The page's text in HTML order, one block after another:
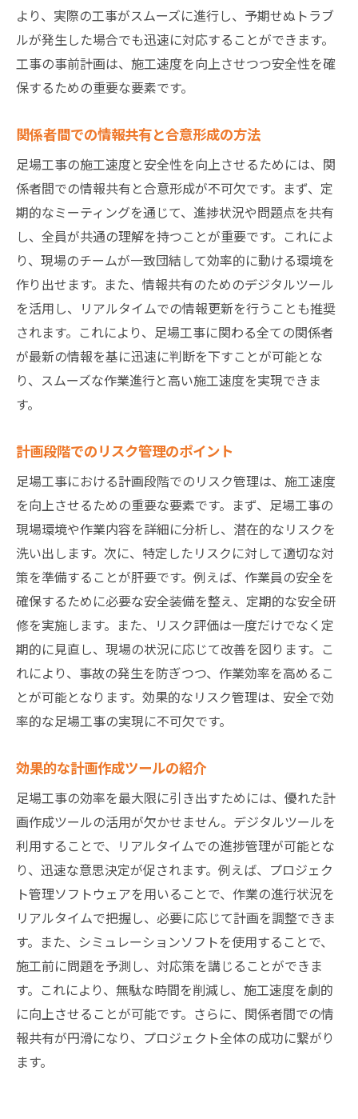
より、実際の工事がスムーズに進行し、予期せぬトラブ
ルが発生した場合でも迅速に対応することができます。
工事の事前計画は、施工速度を向上させつつ安全性を確
保するための重要な要素です。
関係者間での情報共有と合意形成の方法
足場工事の施工速度と安全性を向上させるためには、関
係者間での情報共有と合意形成が不可欠です。まず、定
期的なミーティングを通じて、進捗状況や問題点を共有
し、全員が共通の理解を持つことが重要です。これによ
り、現場のチームが一致団結して効率的に動ける環境を
作り出せます。また、情報共有のためのデジタルツール
を活用し、リアルタイムでの情報更新を行うことも推奨
されます。これにより、足場工事に関わる全ての関係者
が最新の情報を基に迅速に判断を下すことが可能とな
り、スムーズな作業進行と高い施工速度を実現できま
す。
計画段階でのリスク管理のポイント
足場工事における計画段階でのリスク管理は、施工速度
を向上させるための重要な要素です。まず、足場工事の
現場環境や作業内容を詳細に分析し、潜在的なリスクを
洗い出します。次に、特定したリスクに対して適切な対
策を準備することが肝要です。例えば、作業員の安全を
確保するために必要な安全装備を整え、定期的な安全研
修を実施します。また、リスク評価は一度だけでなく定
期的に見直し、現場の状況に応じて改善を図ります。こ
れにより、事故の発生を防ぎつつ、作業効率を高めるこ
とが可能となります。効果的なリスク管理は、安全で効
率的な足場工事の実現に不可欠です。
効果的な計画作成ツールの紹介
足場工事の効率を最大限に引き出すためには、優れた計
画作成ツールの活用が欠かせません。デジタルツールを
利用することで、リアルタイムでの進捗管理が可能とな
り、迅速な意思決定が促されます。例えば、プロジェク
ト管理ソフトウェアを用いることで、作業の進行状況を
リアルタイムで把握し、必要に応じて計画を調整できま
す。また、シミュレーションソフトを使用することで、
施工前に問題を予測し、対応策を講じることができま
す。これにより、無駄な時間を削減し、施工速度を劇的
に向上させることが可能です。さらに、関係者間での情
報共有が円滑になり、プロジェクト全体の成功に繋がり
ます。